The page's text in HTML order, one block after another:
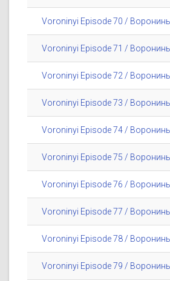
Voroninyi Episode 70 /
Voroninyi Episode 71 /
Voroninyi Episode 72 /
Voroninyi Episode 73 /
Voroninyi Episode 74 /
Voroninyi Episode 75 /
Voroninyi Episode 76 /
Voroninyi Episode 77 /
Voroninyi Episode 78 /
Voroninyi Episode 79 /